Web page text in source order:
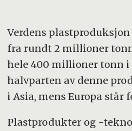
Verdens
fra rundt 2 millioner
hele 400 millioner tonn i
halvparten av denne
i Asia, mens Europa står
Plastprodukter og -